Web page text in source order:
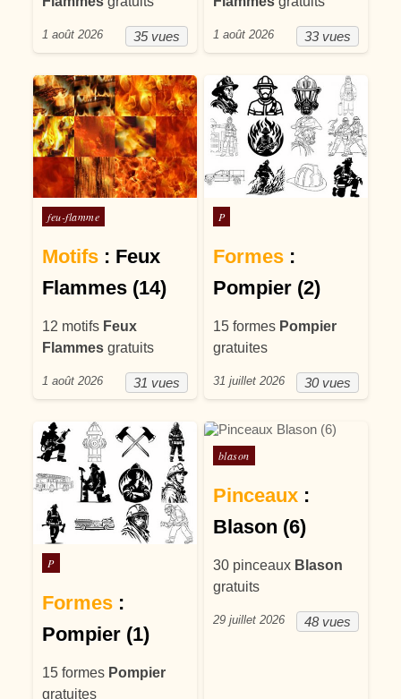
35 vues
1 août 2026 33 vues
1 août 2026
Posté dans
feu-flamme
Motifs : Feux
Flammes (14)
12 motifs Feux
Flammes gratuits
31 vues
1 août 2026
Posté dans
P
Formes:
Pompier (2)
15 formes Pompier
gratuites
30 vues
31 juillet 2026
Posté dans
P
Formes :
Pompier (1)
15 formes Pompier
gratuites
Posté dans
blason
Pinceaux:
Blason (6)
30 pinceaux Blason
gratuits
48 vues
29 juillet 2026